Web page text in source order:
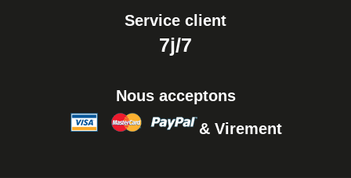
Service client
7j/7
Nous acceptons
& Virement